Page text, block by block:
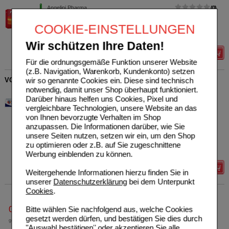
COOKIE-EINSTELLUNGEN
Wir schützen Ihre Daten!
Für die ordnungsgemäße Funktion unserer Website
(z.B. Navigation, Warenkorb, Kundenkonto) setzen
wir so genannte Cookies ein. Diese sind technisch
notwendig, damit unser Shop überhaupt funktioniert.
Darüber hinaus helfen uns Cookies, Pixel und
vergleichbare Technologien, unsere Website an das
von Ihnen bevorzugte Verhalten im Shop
anzupassen. Die Informationen darüber, wie Sie
unsere Seiten nutzen, setzen wir ein, um den Shop
zu optimieren oder z.B. auf Sie zugeschnittene
Werbung einblenden zu können.
Weitergehende Informationen hierzu finden Sie in
unserer Datenschutzerklärungbei dem Unterpunkt
Cookies.
Bitte wählen Sie nachfolgend aus, welche Cookies
gesetzt werden dürfen, und bestätigen Sie dies durch
Angelini Pharma
13167262
4St
0
VOLTAREN Schmerzgel forte 23,2 mg/g
Haleon Germany GmbH
11240397
180g Gel
AVP***
Unser Preis*
Sie sparen
Grundpreis
130,22 €
Max. Abgabe:
verw. bis*****:
Details
0800-10 11 422
gebührenfreie Rufnummer